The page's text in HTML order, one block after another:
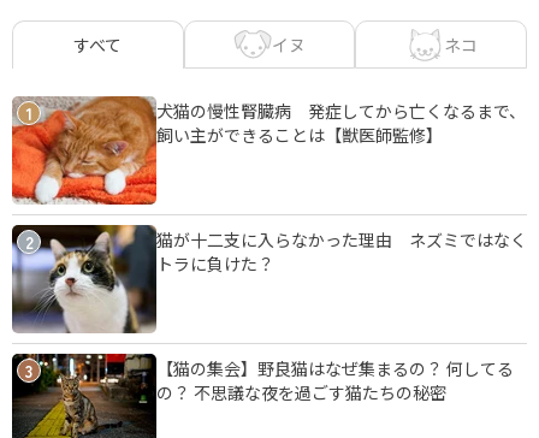
すべて イヌ ネコ
1
犬猫の慢性腎臓病 発症してから亡くなるまで、
飼い主ができることは【獣医師監修】
2
猫が十二支に入らなかった理由 ネズミではなく
トラに負けた？
3
【猫の集会】野良猫はなぜ集まるの？ 何してる
の？ 不思議な夜を過ごす猫たちの秘密